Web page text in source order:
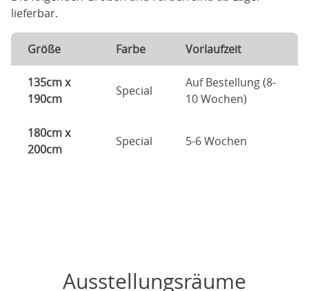
lieferbar.
Größe Farbe Vorlaufzeit
135cm x
190cm
Special
Auf Bestellung (8-
10 Wochen)
180cm x
200cm
Special 5-6 Wochen
Ausstellungsräume